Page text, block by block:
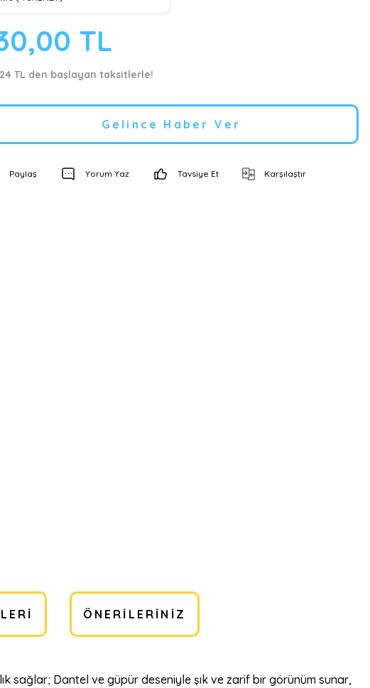
TL
TL den başlayan taksitlerle!
Gelince Haber Ver
Paylaş Yorum Yaz Tavsiye Et Karşılaştır
ÖNERILERINIZ
sağlar; Dantel ve güpür deseniyle şık ve zarif bir görünüm sunar,